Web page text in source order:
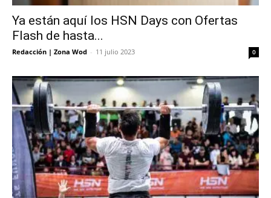
Ya están aquí los HSN Days con Ofertas
Flash de hasta...
Redacción | Zona Wod - 11 julio 2023 0